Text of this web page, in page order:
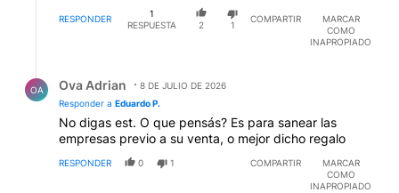
RESPONDER
1
RESPUESTA
2 1
COMPARTIR
MARCAR
COMO
INAPROPIADO
OA Ova Adrian
8 DE JULIO DE 2026
Responder a Eduardo P.
No digas est. O que pensás? Es para sanear las
empresas previo a su venta, o mejor dicho regalo
RESPONDER 0 1 COMPARTIR
MARCAR
COMO
INAPROPIADO